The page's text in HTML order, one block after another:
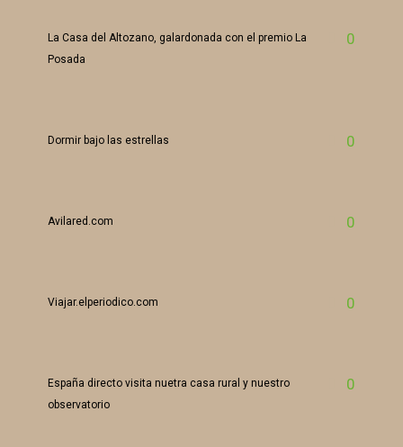
La Casa del Altozano, galardonada con el premio La
Posada
0
Dormir bajo las estrellas 0
Avilared.com 0
Viajar.elperiodico.com 0
España directo visita nuetra casa rural y nuestro
observatorio
0